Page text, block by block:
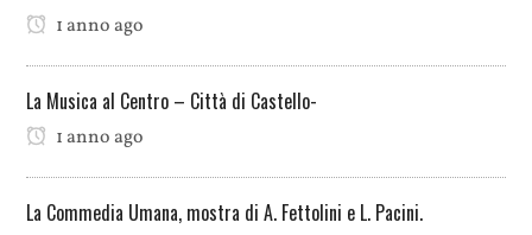
1 anno ago
La Musica al Centro – Città di Castello-
1 anno ago
La Commedia Umana, mostra di A. Fettolini e L. Pacini.